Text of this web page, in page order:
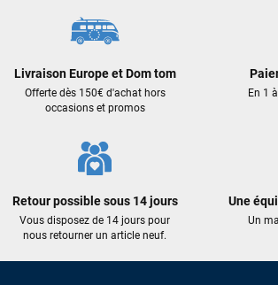
Livraison Europe et Dom tom
Offerte dès 150€ d'achat hors
occasions et promos
En 1
Retour possible sous 14 jours
Vous disposez de 14 jours pour
nous retourner un article neuf.
Une
Un
Excellent conseil excellent prix et en plus
encore pour cette severne dyno !
Maronui RICHMOND
il y a 3
L'envoi a été rapide. La voile est arrivée en
Mauruuru roa.
VOIR TOUS LES AVIS